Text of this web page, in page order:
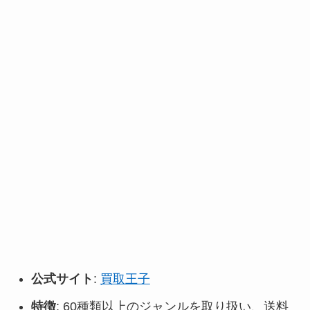
公式サイト : 買取王子
特徴: 60種類以上のジャンルを取り扱い、送料